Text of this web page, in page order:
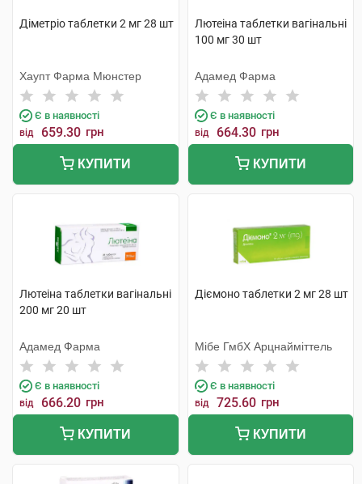
Діметріо таблетки 2 мг 28 шт
Хаупт Фарма Мюнстер
Є в наявності
від 659.30 грн
КУПИТИ
Лютеіна таблетки вагінальні
100 мг 30 шт
Адамед Фарма
Є в наявності
від 664.30 грн
КУПИТИ
Лютеіна таблетки вагінальні
200 мг 20 шт
Адамед Фарма
Є в наявності
від 666.20 грн
КУПИТИ
Діємоно таблетки 2 мг 28 шт
Мібе ГмбХ Арцнайміттель
Є в наявності
від 725.60 грн
КУПИТИ